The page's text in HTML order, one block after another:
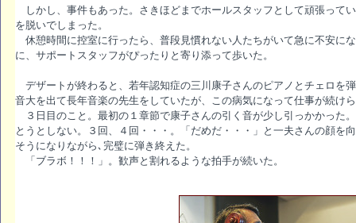
しかし、事件もあった。さきほどまでホールスタッフとして頑張って
を脱いでしまった。
休憩時間に控室に行ったら、普段見慣れない人たちがいて急に不安に
に、サポートスタッフがぴったりと寄り添って歩いた。
デザートが終わると、若年認知症の三川康子さんのピアノとチェロを
音大を出て長年音楽の先生をしていたが、この病気になって仕事が続け
３日目のこと。最初の１章節で康子さんの引く音が少し引っかかった
とうとしない。３回、４回・・・。「だめだ・・・」と一夫さんの顔を
そうになりながら､完璧に弾き終えた。
「ブラボ！！！」。歓声と割れるような拍手が続いた。